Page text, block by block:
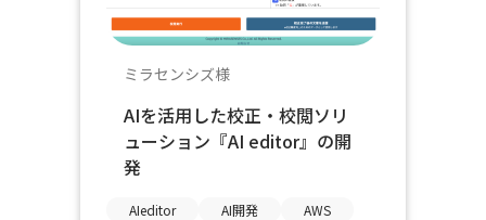
ミラセンシズ様
AIを活用した校正・校閲ソリ
ューション『AI editor』の開
発
AIeditor AI開発
AWS